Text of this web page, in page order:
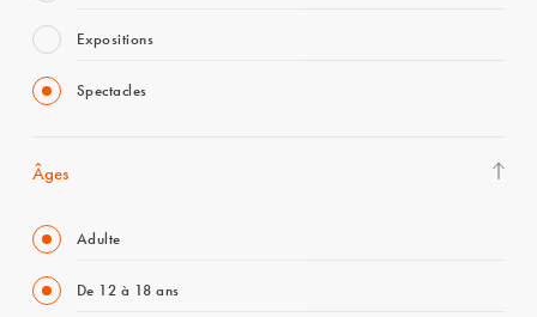
Expositions
Spectacles
Âges
Adulte
De 12 à 18 ans